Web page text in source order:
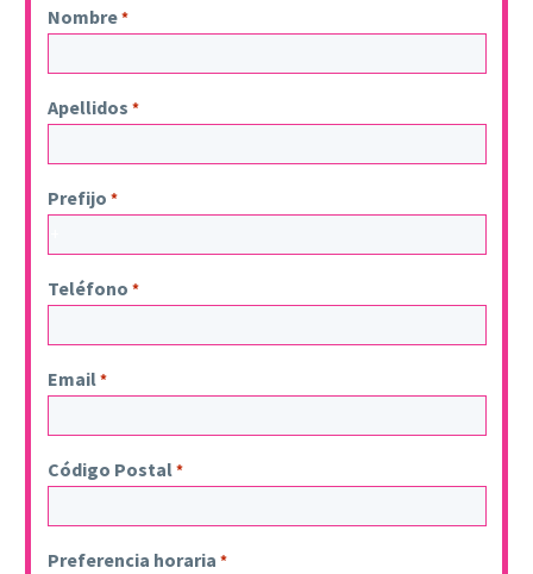
Nombre*
Apellidos *
Prefijo *
Teléfono *
Email*
Código Postal*
Preferencia horaria *